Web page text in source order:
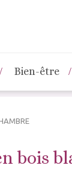
Bien-être
bois